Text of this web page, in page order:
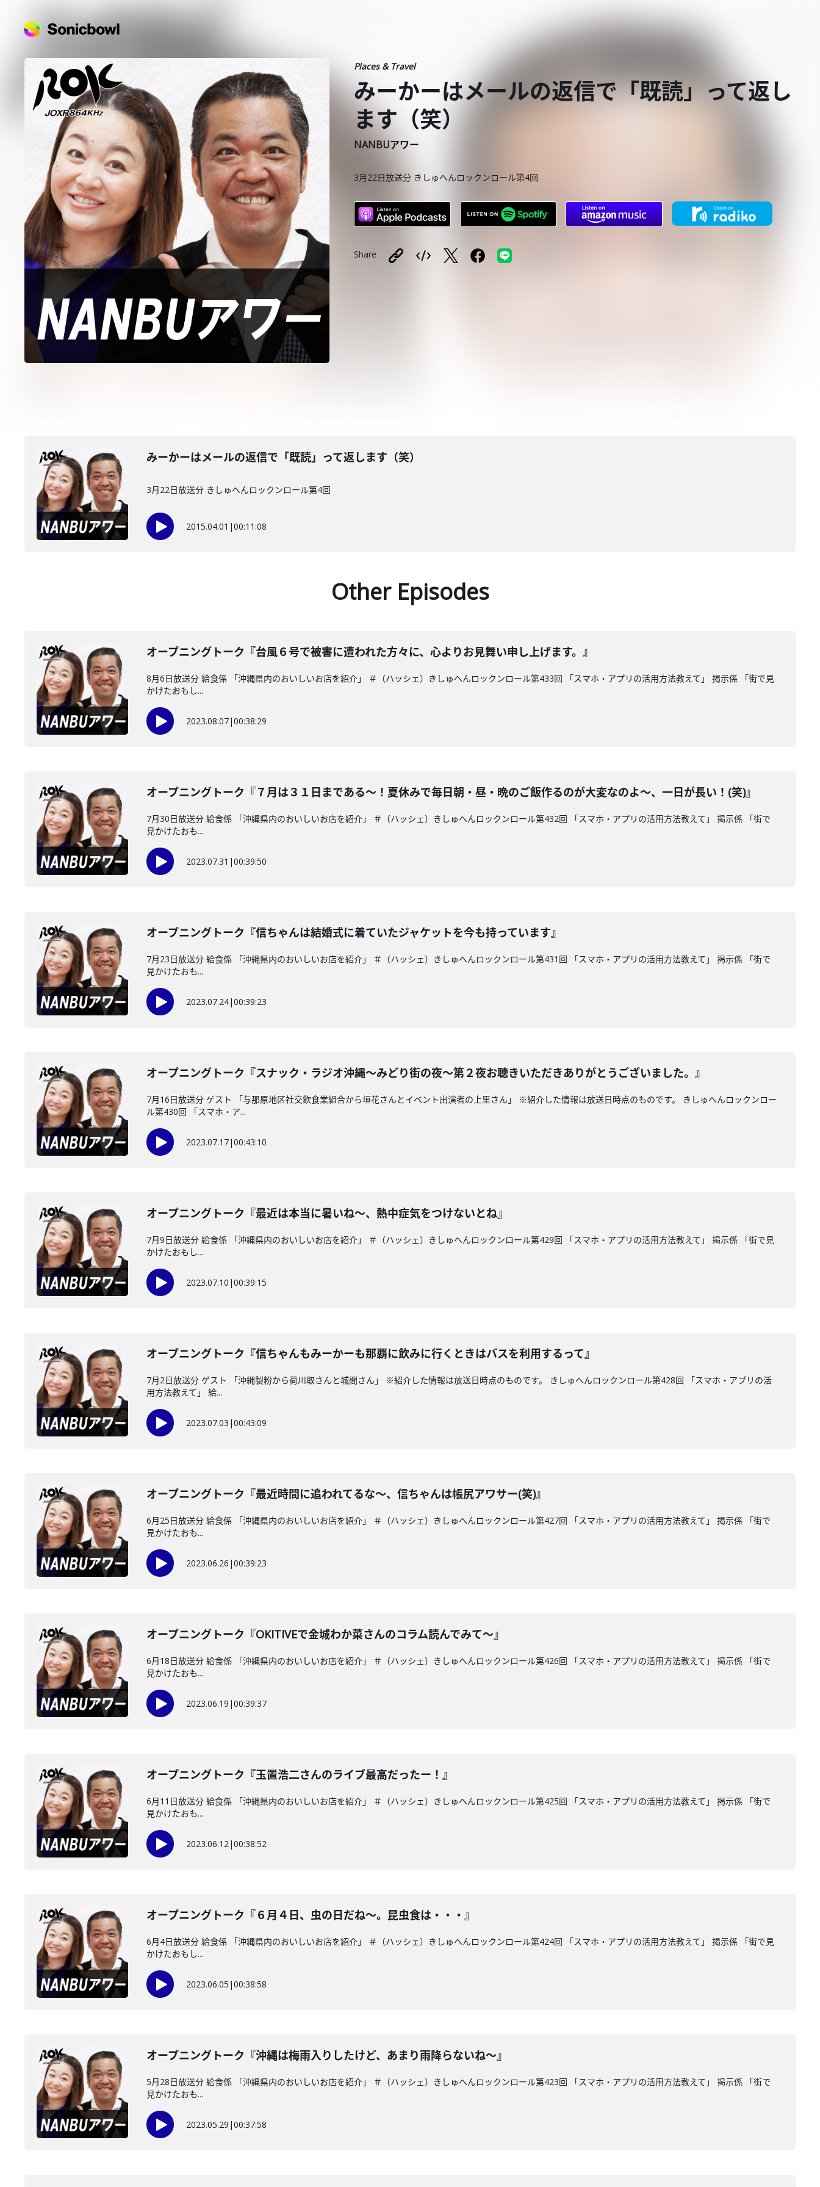
Places & Travel
みーかーはメールの返信で「既読」って返し
ます（笑）
NANBUアワー
3月22日放送分 きしゅへんロックンロール第4回
Share
みーかーはメールの返信で「既読」って返します（笑）
3月22日放送分 きしゅへんロックンロール第4回
2015.04.01 |00:11:08
Other Episodes
オープニングトーク『台風６号で被害に遭われた方々に、心よりお見舞い申し上げます。』
8月6日放送分 給食係 「沖縄県内のおいしいお店を紹介」 ＃（ハッシェ）きしゅへんロックンロール第433回 「スマホ・アプリの活用方法教えて」 掲示係 「街で見
かけたおもし...
2023.08.07|00:38:29
オープニングトーク『７月は３１日まである～！夏休みで毎日朝・昼・晩のご飯作るのが大変なのよ～、一日が長い！(笑)』
7月30日放送分 給食係 「沖縄県内のおいしいお店を紹介」 ＃（ハッシェ）きしゅへんロックンロール第432回 「スマホ・アプリの活用方法教えて」 掲示係 「街で
見かけたおも...
2023.07.31 |00:39:50
オープニングトーク『信ちゃんは結婚式に着ていたジャケットを今も持っています』
7月23日放送分 給食係 「沖縄県内のおいしいお店を紹介」 ＃（ハッシェ）きしゅへんロックンロール第431回 「スマホ・アプリの活用方法教えて」 掲示係 「街で
見かけたおも...
2023.07.24|00:39:23
オープニングトーク『スナック・ラジオ沖縄～みどり街の夜～第２夜お聴きいただきありがとうございました。』
7月16日放送分 ゲスト 「与那原地区社交飲食業組合から垣花さんとイベント出演者の上里さん」 ※紹介した情報は放送日時点のものです。 きしゅへんロックンロー
ル第430回 「スマホ・ア...
2023.07.17|00:43:10
オープニングトーク『最近は本当に暑いね～、熱中症気をつけないとね』
7月9日放送分 給食係 「沖縄県内のおいしいお店を紹介」 ＃（ハッシェ）きしゅへんロックンロール第429回 「スマホ・アプリの活用方法教えて」 掲示係 「街で見
かけたおもし...
2023.07.10 |00:39:15
オープニングトーク『信ちゃんもみーかーも那覇に飲みに行くときはバスを利用するって』
7月2日放送分 ゲスト 「沖縄製粉から荷川取さんと城間さん」 ※紹介した情報は放送日時点のものです。 きしゅへんロックンロール第428回 「スマホ・アプリの活
用方法教えて」 給...
2023.07.03 |00:43:09
オープニングトーク『最近時間に追われてるな～、信ちゃんは帳尻アワサー(笑)』
6月25日放送分 給食係 「沖縄県内のおいしいお店を紹介」 ＃（ハッシェ）きしゅへんロックンロール第427回 「スマホ・アプリの活用方法教えて」 掲示係 「街で
見かけたおも...
2023.06.26 |00:39:23
オープニングトーク『OKITIVEで金城わか菜さんのコラム読んでみて～』
6月18日放送分 給食係 「沖縄県内のおいしいお店を紹介」 ＃（ハッシェ）きしゅへんロックンロール第426回 「スマホ・アプリの活用方法教えて」 掲示係 「街で
見かけたおも...
2023.06.19 |00:39:37
オープニングトーク『玉置浩二さんのライブ最高だったー！』
6月11日放送分 給食係 「沖縄県内のおいしいお店を紹介」 ＃（ハッシェ）きしゅへんロックンロール第425回 「スマホ・アプリの活用方法教えて」 掲示係 「街で
見かけたおも...
2023.06.12|00:38:52
オープニングトーク『６月４日、虫の日だね～。昆虫食は・・・』
6月4日放送分 給食係 「沖縄県内のおいしいお店を紹介」 ＃（ハッシェ）きしゅへんロックンロール第424回 「スマホ・アプリの活用方法教えて」 掲示係 「街で見
かけたおもし...
2023.06.05 |00:38:58
オープニングトーク『沖縄は梅雨入りしたけど、あまり雨降らないね～』
5月28日放送分 給食係 「沖縄県内のおいしいお店を紹介」 ＃（ハッシェ）きしゅへんロックンロール第423回 「スマホ・アプリの活用方法教えて」 掲示係 「街で
見かけたおも...
2023.05.29 |00:37:58